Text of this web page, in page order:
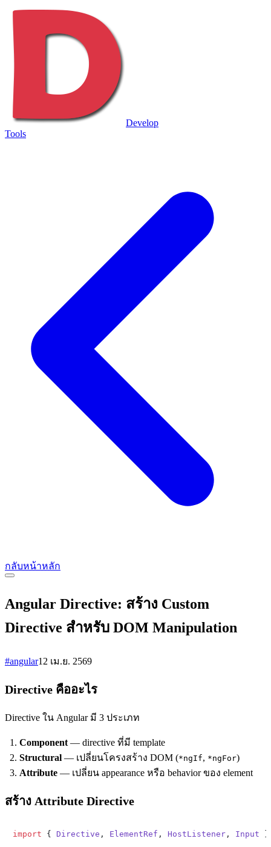
Develop
Tools
กลับหน้าหลัก
Angular Directive: สร้าง Custom
Directive สำหรับ DOM Manipulation
#angular12 เม.ย. 2569
Directive คืออะไร
Directive ใน Angular มี 3 ประเภท
Component — directive ที่มี template
Structural — เปลี่ยนโครงสร้าง DOM (*ngIf, *ngFor)
Attribute — เปลี่ยน appearance หรือ behavior ของ element
สร้าง Attribute Directive
import { Directive , ElementRef , HostListener , Input